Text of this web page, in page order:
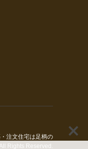
注文住宅は足柄の
. All Rights Reserved.